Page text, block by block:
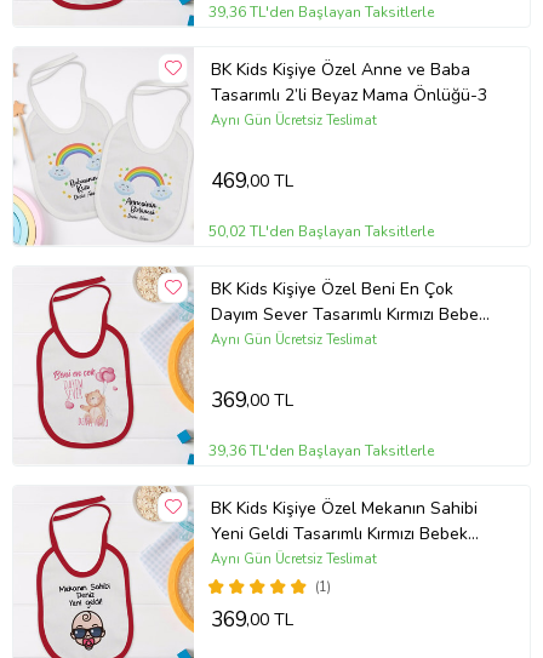
39,36 TL'den Başlayan Taksitlerle
BK Kids Kişiye Özel Anne ve Baba
Tasarımlı 2’li Beyaz Mama Önlüğü-3
Aynı Gün Ücretsiz Teslimat
469,00 TL
50,02 TL'den Başlayan Taksitlerle
BK Kids Kişiye Özel Beni En Çok
Dayım Sever Tasarımlı Kırmızı Bebek
Mama Önlüğü-1
Aynı Gün Ücretsiz Teslimat
369,00 TL
39,36 TL'den Başlayan Taksitlerle
BK Kids Kişiye Özel Mekanın Sahibi
Yeni Geldi Tasarımlı Kırmızı Bebek
Mama Önlüğü-1
(1)
Aynı Gün Ücretsiz Teslimat
369,00 TL